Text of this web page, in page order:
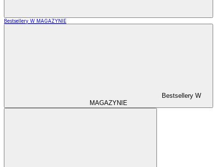
Bestsellery W MAGAZYNIE
Bestsellery W
MAGAZYNIE